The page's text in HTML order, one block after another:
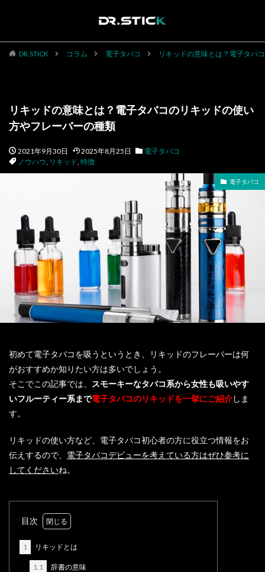
DR.STICK コラム 電子タバコ リキッドの意味とは？電子タバ
リキッドの意味とは？電子タバコのリキッドの使い
方やフレーバーの種類
2021年9月30日 2025年8月25日
電子タバコ
ノウハウ, リキッド, 特徴
電子タバコ
初めて電子タバコを吸うというとき、リキッドのフレーバーは何
がおすすめか知りたい方は多いでしょう。
そこでこの記事では、
スモーキーなタバコ系から女性も吸いやす
いフルーティー系まで電子タバコのリキッドを一挙にご紹介しま
す。
リキッドの使い方など、電子タバコ初心者の方に役立つ情報をお
伝えするので、 電子タバコデビューを考えている方はぜひ参考に
してくださいね。
目次
1 リキッドとは
1.1 辞書の意味